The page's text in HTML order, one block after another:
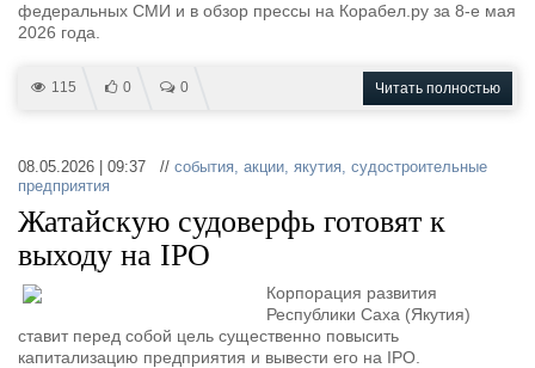
федеральных СМИ и в обзор прессы на Корабел.ру за 8-е мая
2026 года.
115 0 0 Читать полностью
08.05.2026 | 09:37 // события, акции, якутия, судостроительные
предприятия
Жатайскую судоверфь готовят к
выходу на IPO
Корпорация развития
Республики Саха (Якутия)
ставит перед собой цель существенно повысить
капитализацию предприятия и вывести его на IPO.